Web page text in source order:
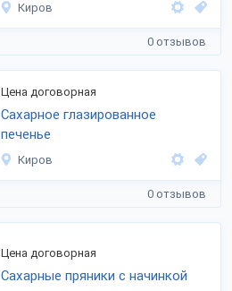
Киров
0 отзывов
Цена договорная
Сахарное глазированное
печенье
Киров
0 отзывов
Цена договорная
Сахарные пряники с начинкой